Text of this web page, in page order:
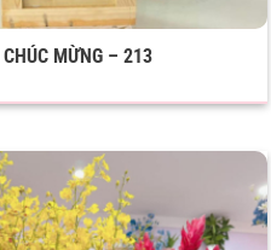
CHÚC MỪNG – 213